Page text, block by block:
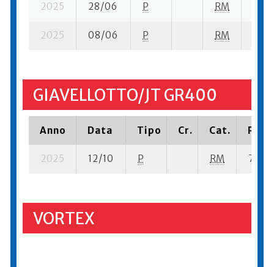
2025 28/06 P RM
2025 08/06 P RM
GIAVELLOTTO/JT GR400
Anno Data Tipo Cr. Cat.
2025 12/10 P RM 7 su-
VORTEX